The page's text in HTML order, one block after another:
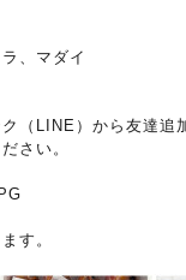
、マダイ
（LINE）から友達追
さい。
す。